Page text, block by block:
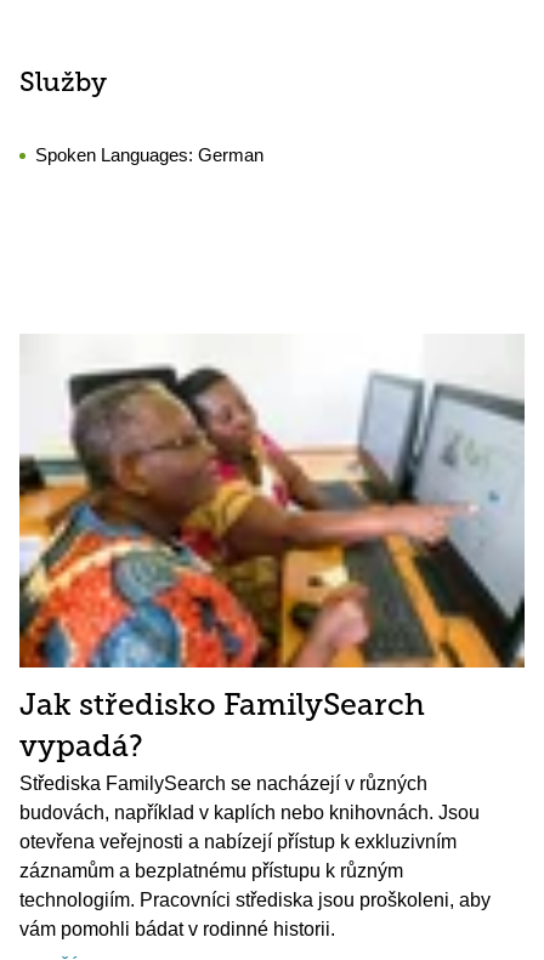
Služby
Spoken Languages: German
Jak středisko FamilySearch
vypadá?
Střediska FamilySearch se nacházejí v různých
budovách, například v kaplích nebo knihovnách. Jsou
otevřena veřejnosti a nabízejí přístup k exkluzivním
záznamům a bezplatnému přístupu k různým
technologiím. Pracovníci střediska jsou proškoleni, aby
vám pomohli bádat v rodinné historii.